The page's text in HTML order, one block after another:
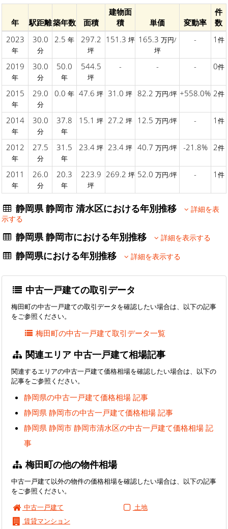
年 駅距離築年数 面積
建物面
積
単価 変動率
件
数
2023
年
30.0
分
2.5 年 297.2
坪
151.3 坪 165.3 万円/
坪
- 1 件
2019
年
30.0
分
50.0
年
544.5
坪
- - - 0件
2015
年
29.0
分
0.0 年 47.6 坪 31.0 坪 82.2 万円/坪 +558.0% 2件
2014
年
30.0
分
37.8
年
15.1 坪 27.2 坪 12.5 万円/坪 - 1 件
2012
年
27.5
分
31.5
年
23.4 坪 23.4 坪 40.7 万円/坪 -21.8% 2件
2011
年
26.0
分
20.3
年
223.9
坪
269.2 坪 52.0 万円/坪 - 1 件
静岡県 静岡市 清水区における年別推移
詳細を表
示する
静岡県 静岡市における年別推移 詳細を表示する
静岡県における年別推移 詳細を表示する
中古一戸建ての取引データ
梅田町の中古一戸建ての取引データを確認したい場合は、以下の記事
をご参照ください。
梅田町の中古一戸建て取引データ一覧
関連エリア 中古一戸建て相場記事
関連するエリアの中古一戸建て価格相場を確認したい場合は、以下の
記事をご参照ください。
静岡県の中古一戸建て価格相場 記事
静岡県 静岡市の中古一戸建て価格相場 記事
静岡県 静岡市 静岡市清水区の中古一戸建て価格相場 記
事
梅田町の他の物件相場
中古一戸建て以外の物件の価格相場を確認したい場合は、以下の記事
をご参照ください。
中古一戸建て
土地
賃貸マンション